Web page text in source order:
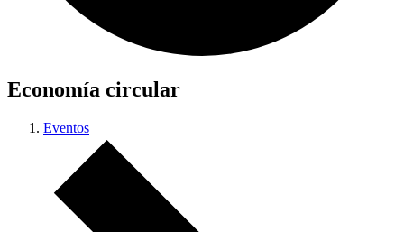
Economía circular
Eventos